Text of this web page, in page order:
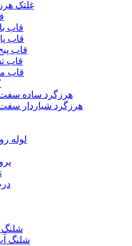
غلتک
قاب
قاب
قاب
قاب
قاب
هرزگرد ساده سفت
هرزگرد شیاردار
لوله
شلنگ
شلنگ آب